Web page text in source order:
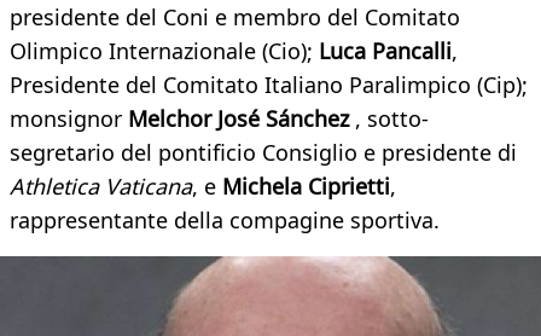
presidente del Coni e membro del Comitato
Olimpico Internazionale (Cio); Luca Pancalli,
Presidente del Comitato Italiano Paralimpico (Cip);
monsignor Melchor José Sánchez , sotto-
segretario del pontificio Consiglio e presidente di
Athletica Vaticana, e Michela Ciprietti,
rappresentante della compagine sportiva.